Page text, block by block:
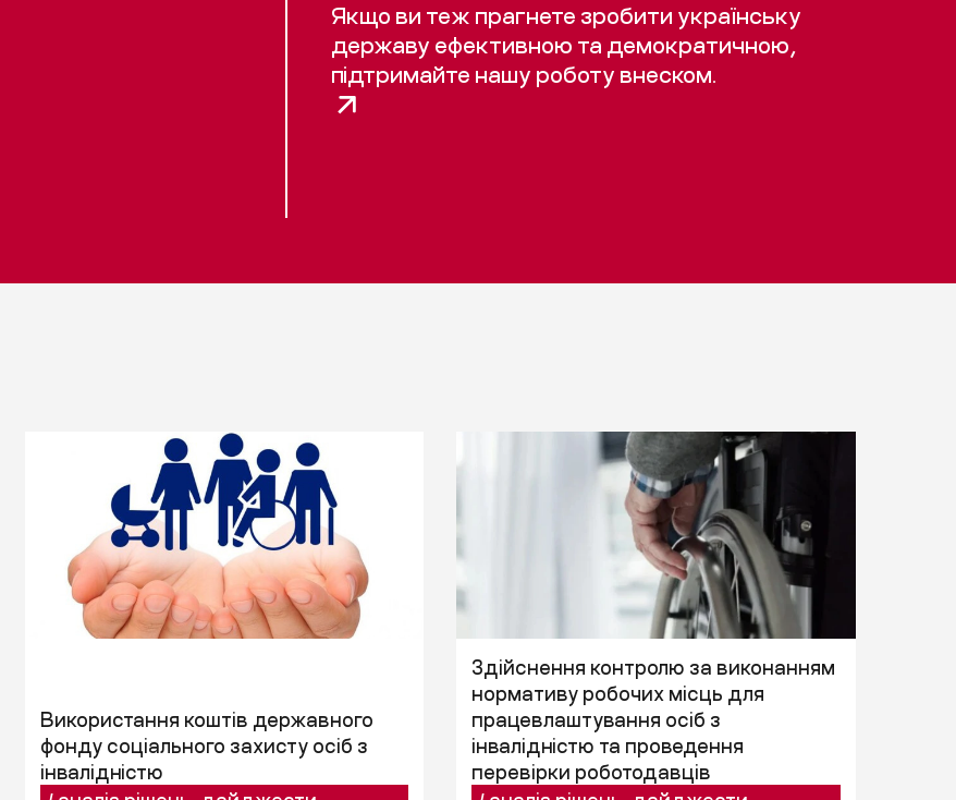
Якщо ви теж прагнете зробити українську
державу ефективною та демократичною,
підтримайте нашу роботу внеском.
Використання коштів державного
фонду соціального захисту осіб з
інвалідністю
Здійснення контролю за виконанням
нормативу робочих місць для
працевлаштування осіб з
інвалідністю та проведення
перевірки роботодавців